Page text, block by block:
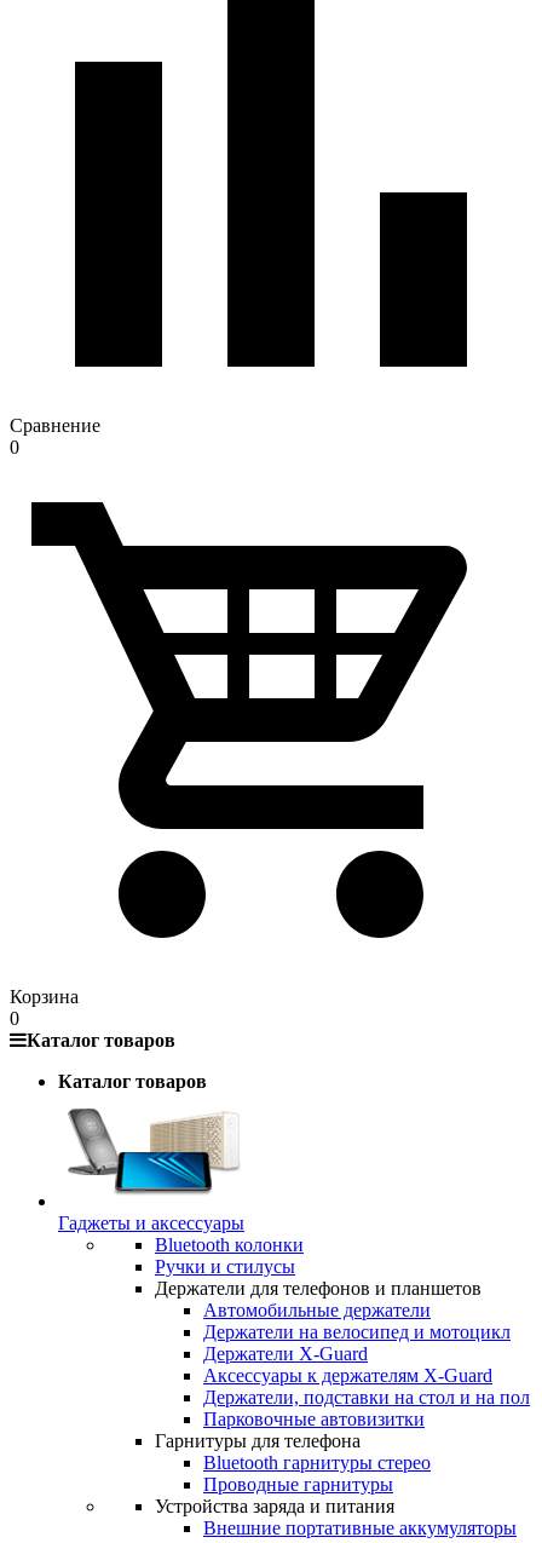
Сравнение
0
Корзина
0
Каталог товаров
Каталог товаров
Гаджеты и аксессуары
Bluetooth колонки
Ручки и стилусы
Держатели для телефонов и планшетов
Автомобильные держатели
Держатели на велосипед и мотоцикл
Держатели X-Guard
Аксессуары к держателям X-Guard
Держатели, подставки на стол и на пол
Парковочные автовизитки
Гарнитуры для телефона
Bluetooth гарнитуры стерео
Проводные гарнитуры
Устройства заряда и питания
Внешние портативные аккумуляторы